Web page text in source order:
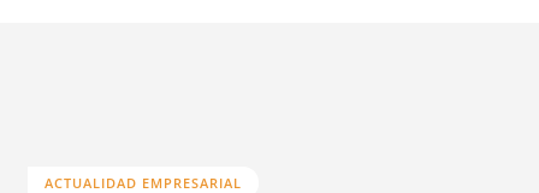
ACTUALIDAD EMPRESARIAL